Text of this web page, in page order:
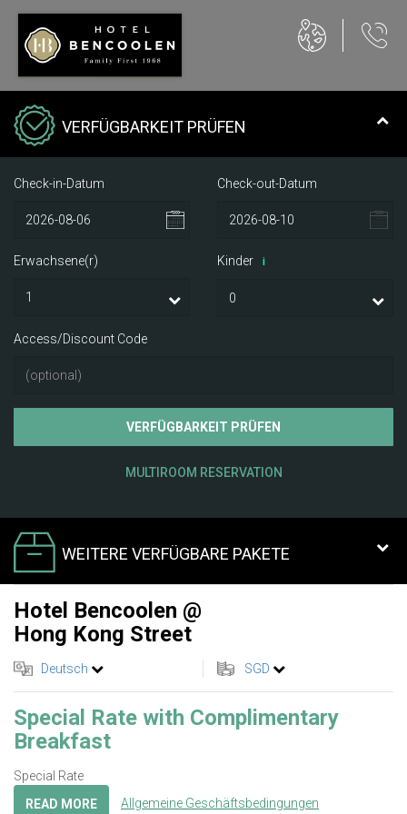
VERFÜGBARKEIT PRÜFEN
Check-in-Datum Check-out-Datum
Erwachsene(r) Kinder i
Access/Discount Code
VERFÜGBARKEIT PRÜFEN
MULTIROOM RESERVATION
WEITERE VERFÜGBARE PAKETE
Hotel Bencoolen @
Hong Kong Street
Deutsch SGD
Special Rate with Complimentary
Breakfast
Special Rate
READ MORE
Allgemeine Geschäftsbedingungen